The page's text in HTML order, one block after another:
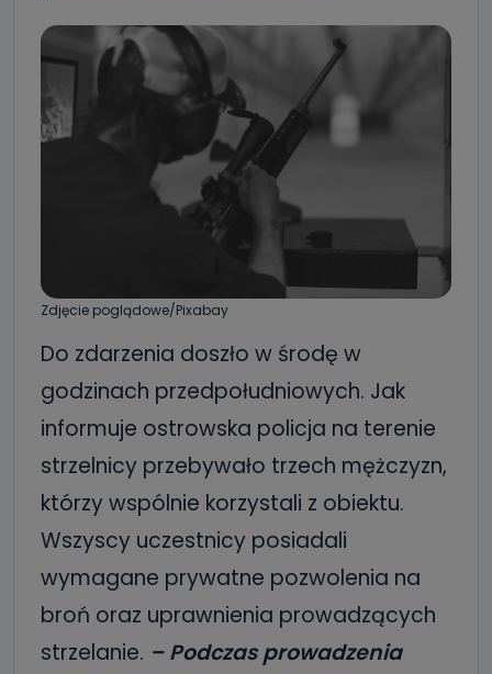
Zdjęcie poglądowe/Pixabay
Do zdarzenia doszło w środę w
godzinach przedpołudniowych. Jak
informuje ostrowska policja na terenie
strzelnicy przebywało trzech mężczyzn,
którzy wspólnie korzystali z obiektu.
Wszyscy uczestnicy posiadali
wymagane prywatne pozwolenia na
broń oraz uprawnienia prowadzących
strzelanie. – Podczas prowadzenia